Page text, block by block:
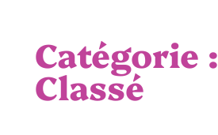
Catégorie :
Classé